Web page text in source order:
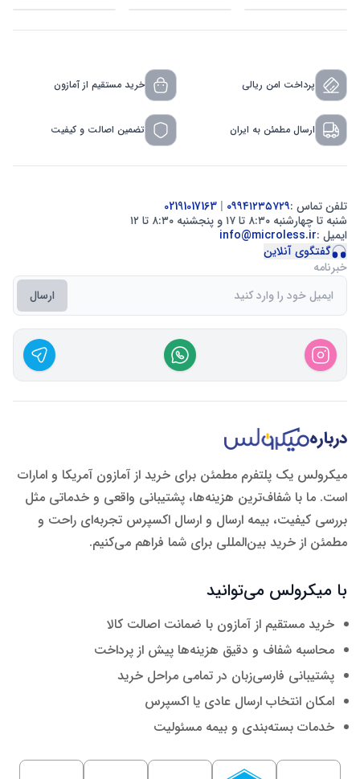
پرداخت امن ریالی خرید مستقیم از آمازون
ارسال مطمئن به ایران تضمین اصالت و کیفیت
تلفن تماس :۰۹۹۴۱۲۳۵۷۲۹ |
شنبه تا چهارشنبه ۸:۳۰ تا ۱۷ و پنجشنبه ۸:۳۰ تا ۱۲
ایمیل :info@microless.ir
گفتگوی آنلاین
خبرنامه
ارسال
درباره
میکرولس یک پلتفرم مطمئن برای خرید از آمازون آمریکا و امارات
است. ما با شفاف‌ترین هزینه‌ها، پشتیبانی واقعی و خدماتی مثل
بررسی کیفیت، بیمه ارسال و ارسال اکسپرس تجربه‌ای راحت و
مطمئن از خرید بین‌المللی برای شما فراهم می‌کنیم.
با میکرولس می‌توانید
خرید مستقیم از آمازون با ضمانت اصالت کالا
محاسبه شفاف و دقیق هزینه‌ها پیش از پرداخت
پشتیبانی فارسی‌زبان در تمامی مراحل خرید
امکان انتخاب ارسال عادی یا اکسپرس
خدمات بسته‌بندی و بیمه مسئولیت